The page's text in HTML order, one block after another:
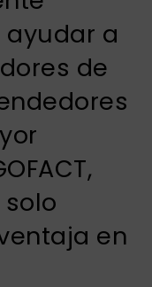
a
de
en